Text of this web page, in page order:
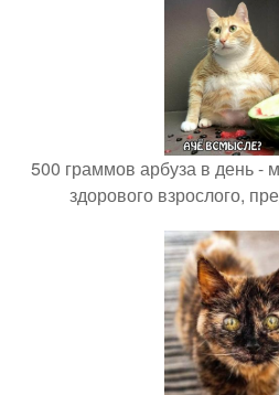
500 граммов арбуза в день -
здорового взрослого,